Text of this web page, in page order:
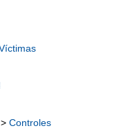
Controles